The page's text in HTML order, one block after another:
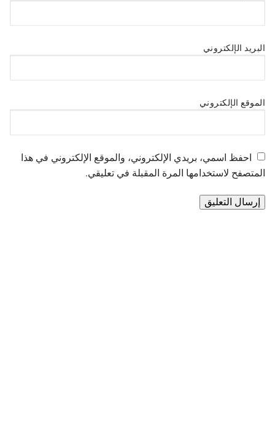
البريد الإلكتروني
الموقع الإلكتروني
احفظ اسمي، بريدي الإلكتروني، والموقع الإلكتروني في هذا
المتصفح لاستخدامها المرة المقبلة في تعليقي.